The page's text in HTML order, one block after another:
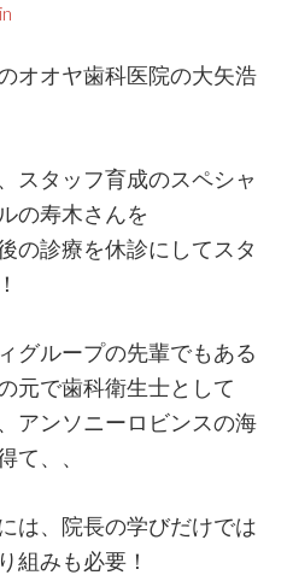
オオヤ歯科医院の大矢浩
スタッフ育成のスペシャ
の寿木さんを
の診療を休診にしてスタ
グループの先輩でもある
元で歯科衛生士として
アンソニーロビンスの海
て、、
は、院長の学びだけでは
組みも必要！